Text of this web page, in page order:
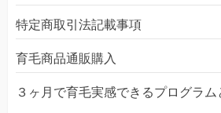
特定商取引法記載事項
育毛商品通販購入
３ヶ月で育毛実感できるプログラム